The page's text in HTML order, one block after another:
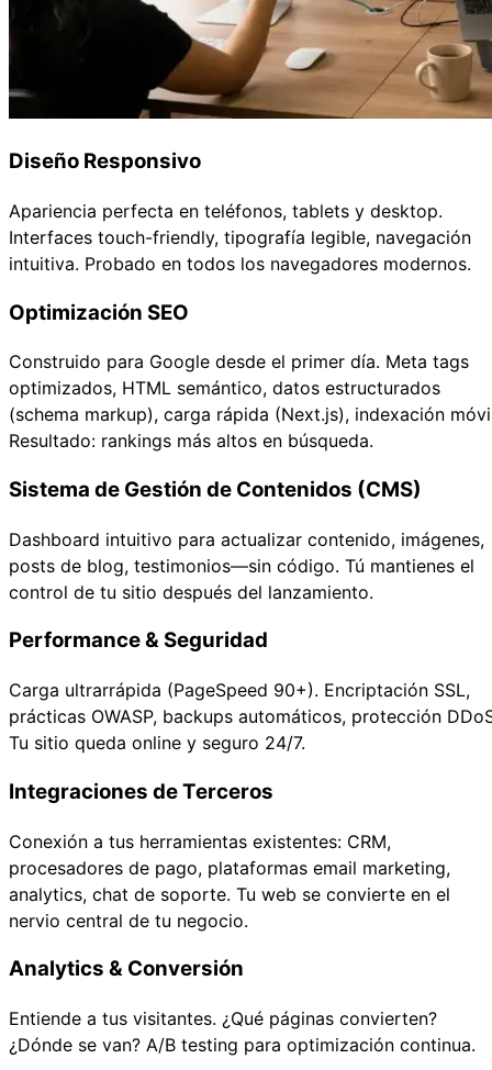
Diseño Responsivo
Apariencia perfecta en teléfonos, tablets y desktop.
Interfaces touch-friendly, tipografía legible, navegación
intuitiva. Probado en todos los navegadores modernos.
Optimización SEO
Construido para Google desde el primer día. Meta tags
optimizados, HTML semántico, datos estructurados
(schema markup), carga rápida (Next.js), indexación
Resultado: rankings más altos en búsqueda.
Sistema de Gestión de Contenidos (CMS)
Dashboard intuitivo para actualizar contenido, imágenes,
posts de blog, testimonios—sin código. Tú mantienes el
control de tu sitio después del lanzamiento.
Performance & Seguridad
Carga ultrarrápida (PageSpeed 90+). Encriptación SSL,
prácticas OWASP, backups automáticos, protección
Tu sitio queda online y seguro 24/7.
Integraciones de Terceros
Conexión a tus herramientas existentes: CRM,
procesadores de pago, plataformas email marketing,
analytics, chat de soporte. Tu web se convierte en el
nervio central de tu negocio.
Analytics & Conversión
Entiende a tus visitantes. ¿Qué páginas convierten?
¿Dónde se van? A/B testing para optimización continua.